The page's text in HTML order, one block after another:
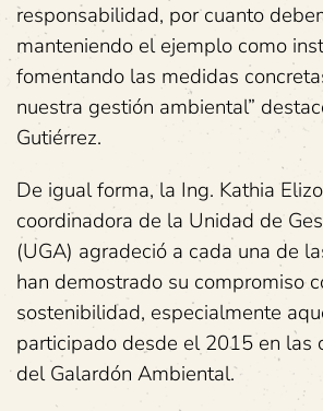
responsabilidad, por cuanto
manteniendo el ejemplo como
fomentando las medidas
nuestra gestión ambiental”
Gutiérrez.
De igual forma, la Ing. Kathia
coordinadora de la Unidad de
(UGA) agradeció a cada una de
han demostrado su compromiso
sostenibilidad, especialmente
participado desde el 2015 en las
del Galardón Ambiental.